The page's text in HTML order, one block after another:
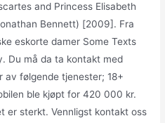
and Princess Elisabeth
Bennett) [2009]. Fra
eskorte damer Some Texts
Du må da ta kontakt med
av følgende tjenester; 18+
ble kjøpt for 420 000 kr.
er sterkt. Vennligst kontakt oss